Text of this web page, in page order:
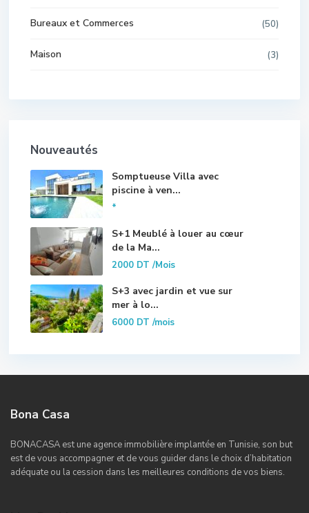
Bureaux et Commerces (50)
Maison (3)
Nouveautés
Somptueuse Villa avec
piscine à ven...
*
S+1 Meublé à louer au cœur
de la Ma...
2000 DT/Mois
S+3 avec jardin et vue sur
mer à lo...
6000 DT/mois
Bona Casa
BONACASA est une agence immobilière implantée en Tunisie, son but
est de vous accompagner et de vous guider dans le choix d’habitation
adéquate ou la cession dans les meilleures conditions de vos biens.